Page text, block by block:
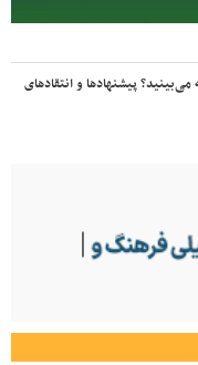
پیشنهادها و انتقادهای